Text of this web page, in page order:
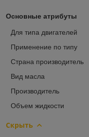
Основные атрибуты
Для типа двигателей
Применение по типу
Страна производитель
Вид масла
Производитель
Объем жидкости
Скрыть